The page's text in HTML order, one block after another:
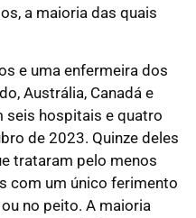
a maioria das quais
e uma enfermeira dos
Austrália, Canadá e
seis hospitais e quatro
de 2023. Quinze deles
trataram pelo menos
com um único ferimento
no peito. A maioria